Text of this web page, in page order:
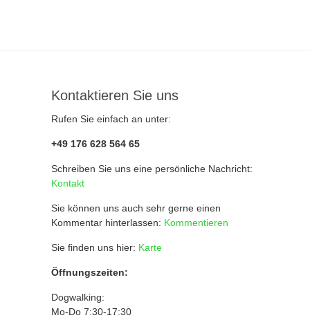
Kontaktieren Sie uns
Rufen Sie einfach an unter:
+49 176 628 564 65
Schreiben Sie uns eine persönliche Nachricht:
Kontakt
Sie können uns auch sehr gerne einen
Kommentar hinterlassen: Kommentieren
Sie finden uns hier: Karte
Öffnungszeiten:
Dogwalking:
Mo-Do 7:30-17:30